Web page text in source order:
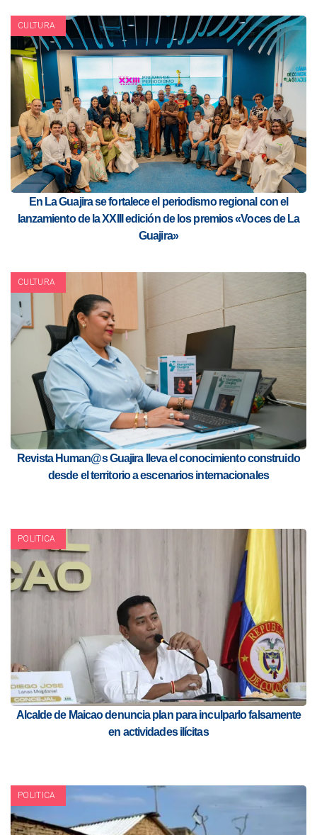
CULTURA
En La Guajira se fortalece el periodismo regional con el
lanzamiento de la XXIII edición de los premios «Voces de La
Guajira»
CULTURA
Revista Human@s Guajira lleva el conocimiento construido
desde el territorio a escenarios internacionales
POLITICA
Alcalde de Maicao denuncia plan para inculparlo falsamente
en actividades ilícitas
POLITICA